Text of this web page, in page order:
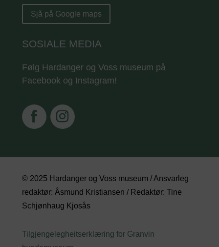
Sjå på Google maps
SOSIALE MEDIA
Følg Hardanger og Voss museum på
Facebook og Instagram!
© 2025 Hardanger og Voss museum / Ansvarleg
redaktør: Åsmund Kristiansen / Redaktør: Tine
Schjønhaug Kjosås
Tilgjengelegheitserklæring for Granvin